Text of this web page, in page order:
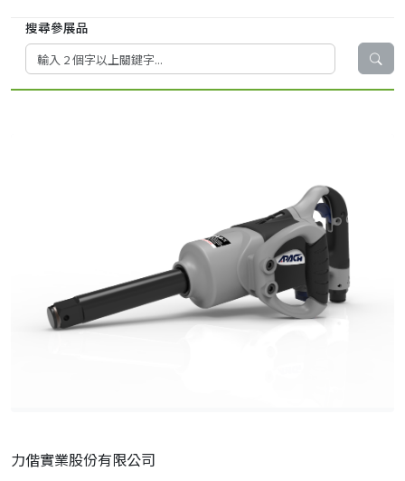
搜尋參展品
力偕實業股份有限公司